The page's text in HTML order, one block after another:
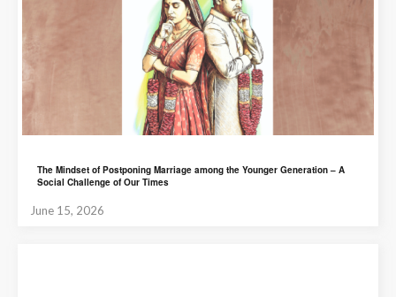
The Mindset of Postponing Marriage among the Younger Generation – A
Social Challenge of Our Times
June 15, 2026